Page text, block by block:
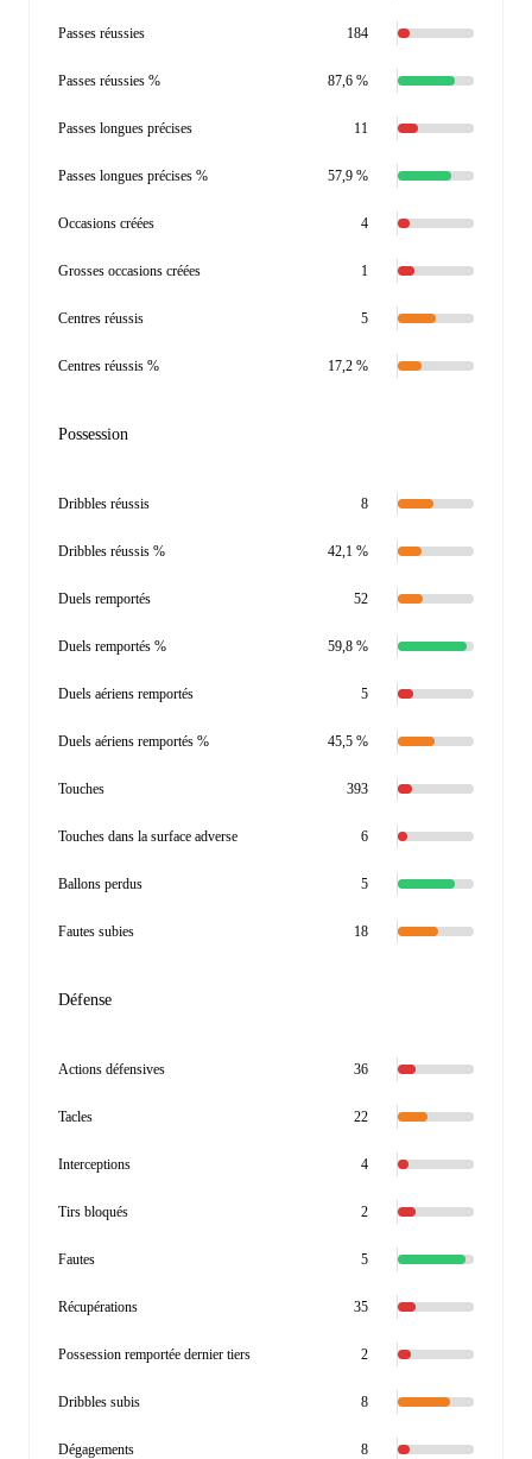
Passes réussies 184
Passes réussies % 87,6 %
Passes longues précises 11
Passes longues précises % 57,9 %
Occasions créées 4
Grosses occasions créées 1
Centres réussis 5
Centres réussis % 17,2 %
Possession
Dribbles réussis 8
Dribbles réussis % 42,1 %
Duels remportés 52
Duels remportés % 59,8 %
Duels aériens remportés 5
Duels aériens remportés % 45,5 %
Touches 393
Touches dans la surface adverse 6
Ballons perdus 5
Fautes subies 18
Défense
Actions défensives 36
Tacles 22
Interceptions 4
Tirs bloqués 2
Fautes 5
Récupérations 35
Possession remportée dernier tiers 2
Dribbles subis 8
Dégagements 8